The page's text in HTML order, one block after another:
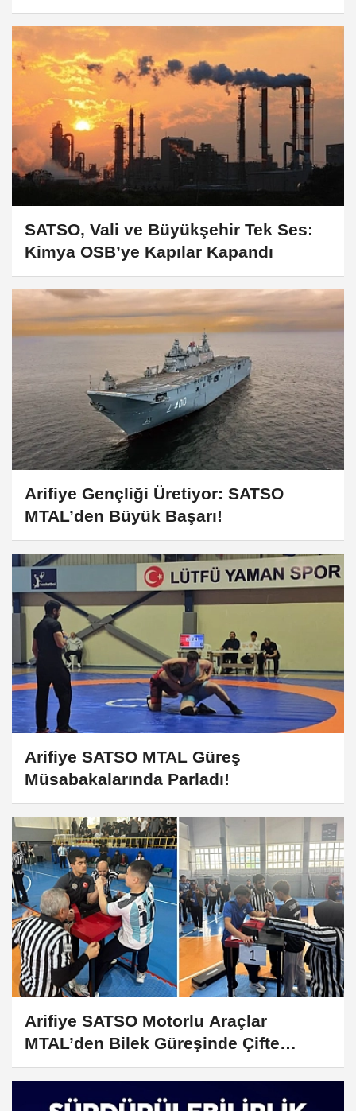
Kaldılar
SATSO, Vali ve Büyükşehir Tek Ses:
Kimya OSB’ye Kapılar Kapandı
Arifiye Gençliği Üretiyor: SATSO
MTAL’den Büyük Başarı!
Arifiye SATSO MTAL Güreş
Müsabakalarında Parladı!
Arifiye SATSO Motorlu Araçlar
MTAL’den Bilek Güreşinde Çifte
Şampiyonluk!